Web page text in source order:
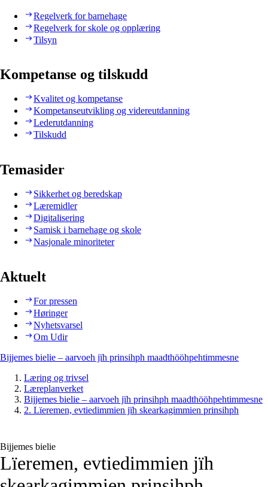
Regelverk for barnehage
Regelverk for skole og opplæring
Tilsyn
Kompetanse og tilskudd
Kvalitet og kompetanse
Kompetanseutvikling og videreutdanning
Lederutdanning
Tilskudd
Temasider
Sikkerhet og beredskap
Læremidler
Digitalisering
Samisk i barnehage og skole
Nasjonale minoriteter
Aktuelt
For pressen
Høringer
Nyhetsvarsel
Om Udir
Bijjemes bielie – aarvoeh jïh prinsihph maadthööhpehtimmesne
Læring og trivsel
Læreplanverket
Bijjemes bielie – aarvoeh jïh prinsihph maadthööhpehtimmesne
2. Lïeremen, evtiedimmien jïh skearkagimmien prinsihph
Bijjemes bielie
Lïeremen, evtiedimmien jïh